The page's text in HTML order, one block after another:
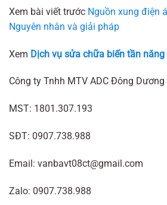
Xem bài viết trước Nguồn xung điện
Nguyên nhân và giải pháp
Xem Dịch vụ sửa chữa biến tần
Công ty Tnhh MTV ADC Đông Dương
MST: 1801.307.193
SĐT: 0907.738.988
Email: vanbavt08ct@gmail.com
Zalo: 0907.738.988